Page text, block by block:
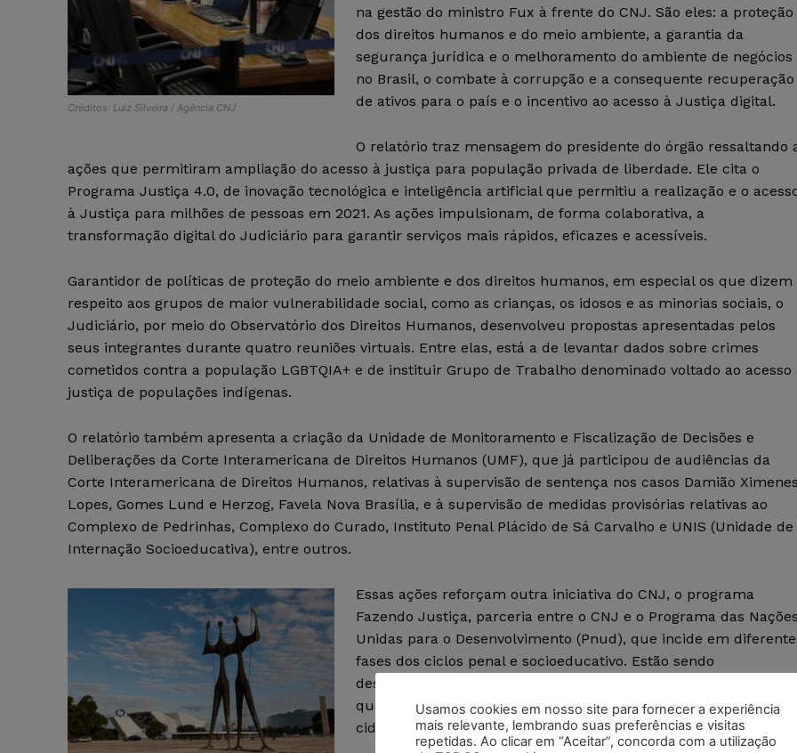
Créditos: Luiz Silveira / Agência CNJ
na gestão do ministro Fux à frente do CNJ. São eles: a proteção
dos direitos humanos e do meio ambiente, a garantia da
segurança jurídica e o melhoramento do ambiente de negócios
no Brasil, o combate à corrupção e a consequente recuperação
de ativos para o país e o incentivo ao acesso à Justiça digital.
O relatório traz mensagem do presidente do órgão ressaltando
ações que permitiram ampliação do acesso à justiça para população privada de liberdade. Ele cita o
Programa Justiça 4.0, de inovação tecnológica e inteligência artificial que permitiu a realização e o
à Justiça para milhões de pessoas em 2021. As ações impulsionam, de forma colaborativa, a
transformação digital do Judiciário para garantir serviços mais rápidos, eficazes e acessíveis.
Garantidor de políticas de proteção do meio ambiente e dos direitos humanos, em especial os que dizem
respeito aos grupos de maior vulnerabilidade social, como as crianças, os idosos e as minorias sociais, o
Judiciário, por meio do Observatório dos Direitos Humanos, desenvolveu propostas apresentadas pelos
seus integrantes durante quatro reuniões virtuais. Entre elas, está a de levantar dados sobre crimes
cometidos contra a população LGBTQIA+ e de instituir Grupo de Trabalho denominado voltado ao acesso
justiça de populações indígenas.
O relatório também apresenta a criação da Unidade de Monitoramento e Fiscalização de Decisões e
Deliberações da Corte Interamericana de Direitos Humanos (UMF), que já participou de audiências da
Corte Interamericana de Direitos Humanos, relativas à supervisão de sentença nos casos Damião
Lopes, Gomes Lund e Herzog, Favela Nova Brasília, e à supervisão de medidas provisórias relativas ao
Complexo de Pedrinhas, Complexo do Curado, Instituto Penal Plácido de Sá Carvalho e UNIS (Unidade de
Internação Socioeducativa), entre outros.
Essas ações reforçam outra iniciativa do CNJ, o programa
Fazendo Justiça, parceria entre o CNJ e o Programa das
Unidas para o Desenvolvimento (Pnud), que incide em
fases dos ciclos penal e socioeducativo. Estão sendo
desenvolvidas 28 ações de forma simultânea, desde a
qualificação das audiências de custódia ao estímulo da
cidadania dentro e fora das unidades de privação de liberdade.
Usamos cookies em nosso site para fornecer a experiência
mais relevante, lembrando suas preferências e visitas
repetidas. Ao clicar em “Aceitar”, concorda com a utilização